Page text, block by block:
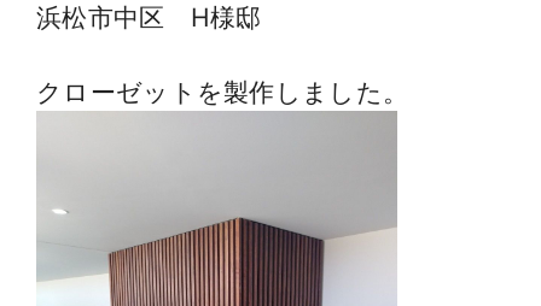
浜松市中区 H様邸
クローゼットを製作しました。